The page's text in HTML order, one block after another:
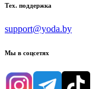
Тех. поддержка
support@yoda.by
Мы в соцсетях